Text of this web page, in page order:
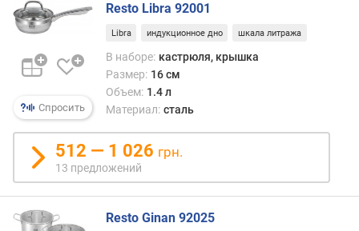
з
м
р
(
м
)
м
.
о
Спросить
Resto Libra 92001
Libra индукционное дно шкала литража
В наборе: кастрюля, крышка
Размер: 16 см
Объем: 1.4 л
Материал: сталь
512 — 1 026 грн.
13 предложений
Resto Ginan 92025